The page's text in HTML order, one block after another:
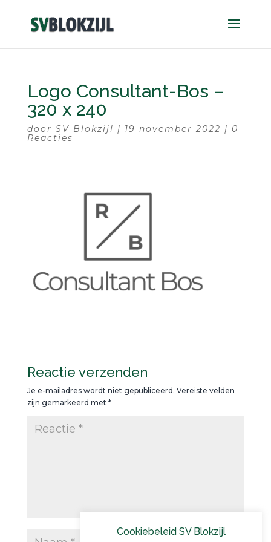
Logo Consultant-Bos –
320 x 240
door SV Blokzijl | 19 november 2022 | 0
Reacties
Reactie verzenden
Je e-mailadres wordt niet gepubliceerd. Vereiste velden
zijn gemarkeerd met *
Cookiebeleid SV Blokzijl